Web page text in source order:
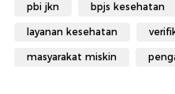
pbi jkn bpjs kesehatan
layanan kesehatan
masyarakat miskin